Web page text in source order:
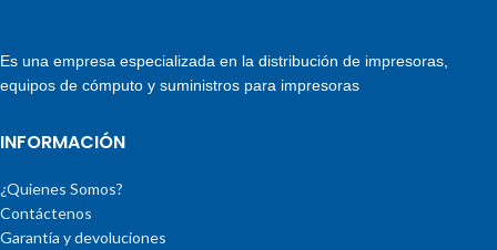
Es una empresa especializada en la distribución de impresoras,
equipos de cómputo y suministros para impresoras
INFORMACIÓN
¿Quienes Somos?
Contáctenos
Garantía y devoluciones